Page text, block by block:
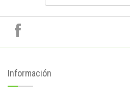
Información